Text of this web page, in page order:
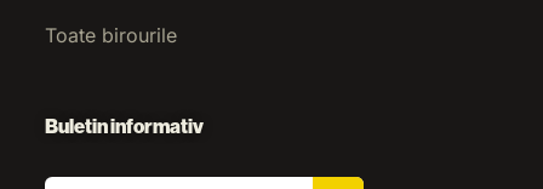
Toate birourile
Buletin informativ